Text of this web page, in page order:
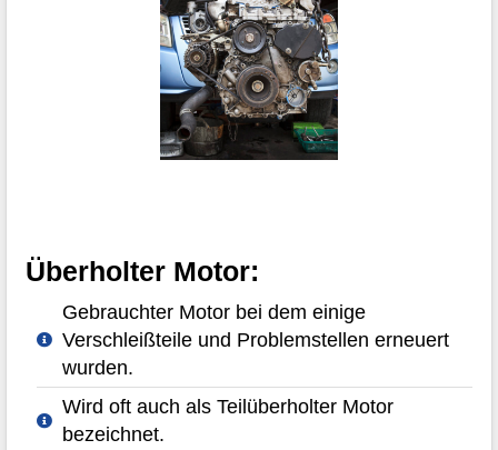
Überholter Motor:
Gebrauchter Motor bei dem einige
Verschleißteile und Problemstellen erneuert
wurden.
Wird oft auch als Teilüberholter Motor
bezeichnet.